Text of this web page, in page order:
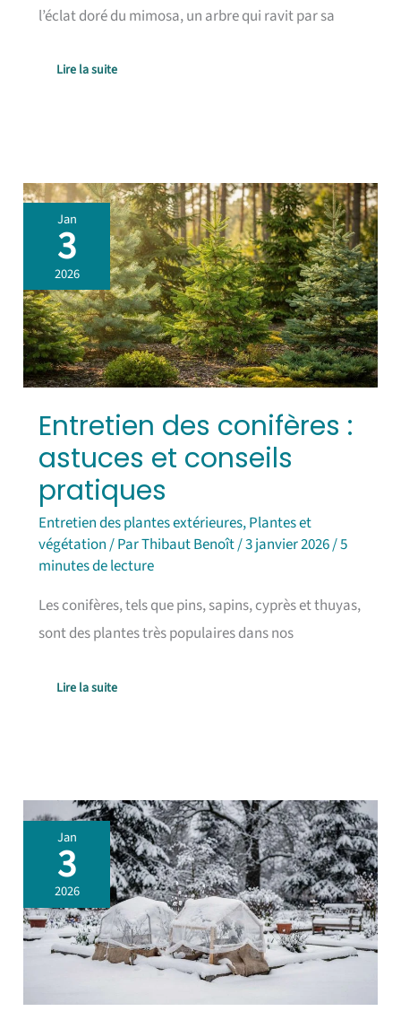
l’éclat doré du mimosa, un arbre qui ravit par sa
Lire la suite
Jan
3
2026
Entretien des conifères :
astuces et conseils
pratiques
Entretien des plantes extérieures,Plantes et
végétation/ ParThibaut Benoît/3 janvier 2026/5
minutes de lecture
Les conifères, tels que pins, sapins, cyprès et thuyas,
sont des plantes très populaires dans nos
Entretien
des
conifères
:
astuces
et
conseils
pratiques
Lire la suite
Jan
3
2026
de
neige
:
protéger
votre
jardin
efficacement